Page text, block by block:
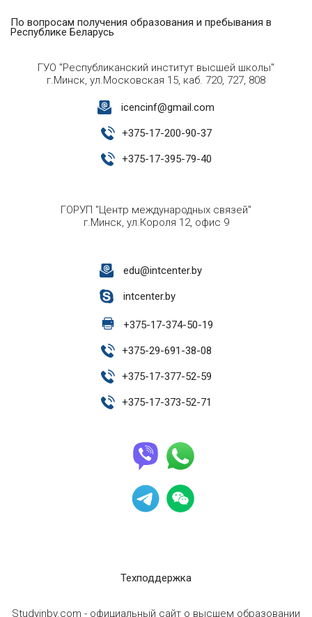
По вопросам получения образования и пребывания в
Республике Беларусь
ГУО "Республиканский институт высшей школы"
г.Минск, ул.Московская 15, каб. 720, 727, 808
icencinf@gmail.com
+375-17-200-90-37
+375-17-395-79-40
ГОРУП "Центр международных связей"
г.Минск, ул.Короля 12, офис 9
edu@intcenter.by
intcenter.by
+375-17-374-50-19
+375-29-691-38-08
+375-17-377-52-59
+375-17-373-52-71
Техподдержка
Studyinby.com - официальный сайт о высшем образовании